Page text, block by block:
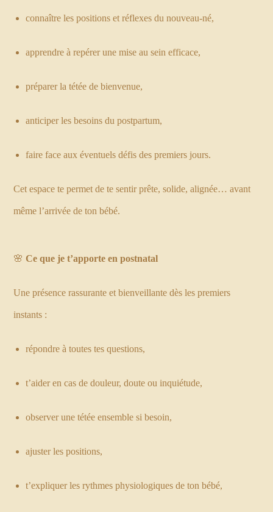
connaître les positions et réflexes du nouveau-né,
apprendre à repérer une mise au sein efficace,
préparer la tétée de bienvenue,
anticiper les besoins du postpartum,
faire face aux éventuels défis des premiers jours.
Cet espace te permet de te sentir prête, solide, alignée… avant
même l’arrivée de ton bébé.
🌸Ce que je t’apporte en postnatal
Une présence rassurante et bienveillante dès les premiers
instants :
répondre à toutes tes questions,
t’aider en cas de douleur, doute ou inquiétude,
observer une tétée ensemble si besoin,
ajuster les positions,
t’expliquer les rythmes physiologiques de ton bébé,